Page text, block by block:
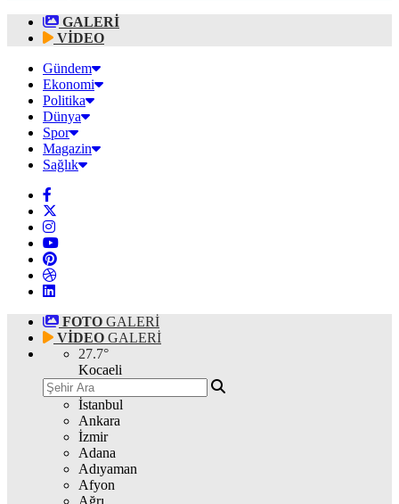
GALERİ
VİDEO
Gündem
Ekonomi
Politika
Dünya
Spor
Magazin
Sağlık
FOTO GALERİ
VİDEO GALERİ
27.7°
Kocaeli
İstanbul
Ankara
İzmir
Adana
Adıyaman
Afyon
Ağrı